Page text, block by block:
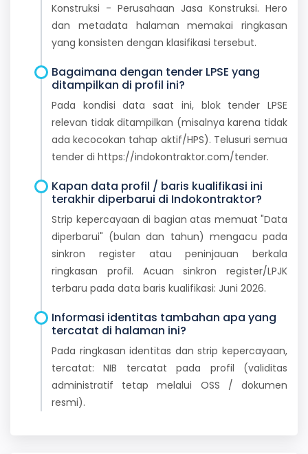
Konstruksi - Perusahaan Jasa Konstruksi. Hero
dan metadata halaman memakai ringkasan
yang konsisten dengan klasifikasi tersebut.
Bagaimana dengan tender LPSE yang
ditampilkan di profil ini?
Pada kondisi data saat ini, blok tender LPSE
relevan tidak ditampilkan (misalnya karena tidak
ada kecocokan tahap aktif/HPS). Telusuri semua
tender di https://indokontraktor.com/tender.
Kapan data profil / baris kualifikasi ini
terakhir diperbarui di Indokontraktor?
Strip kepercayaan di bagian atas memuat "Data
diperbarui" (bulan dan tahun) mengacu pada
sinkron register atau peninjauan berkala
ringkasan profil. Acuan sinkron register/LPJK
terbaru pada data baris kualifikasi: Juni 2026.
Informasi identitas tambahan apa yang
tercatat di halaman ini?
Pada ringkasan identitas dan strip kepercayaan,
tercatat: NIB tercatat pada profil (validitas
administratif tetap melalui OSS / dokumen
resmi).